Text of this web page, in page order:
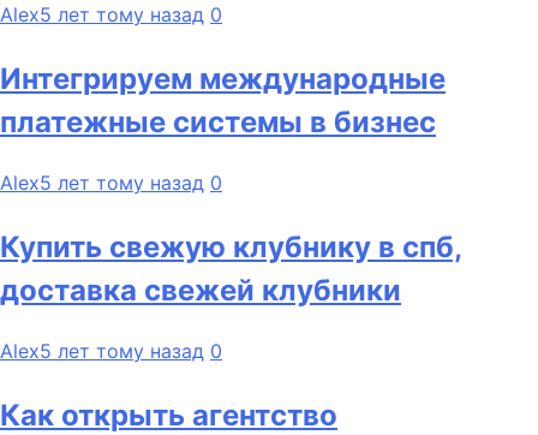
Alex5 лет тому назад 0
Интегрируем международные
платежные системы в бизнес
Alex5 лет тому назад 0
Купить свежую клубнику в спб,
доставка свежей клубники
Alex5 лет тому назад 0
Как открыть агентство